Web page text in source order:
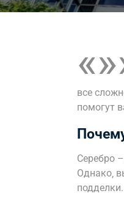
все
помогут
Серебро
Однако‚